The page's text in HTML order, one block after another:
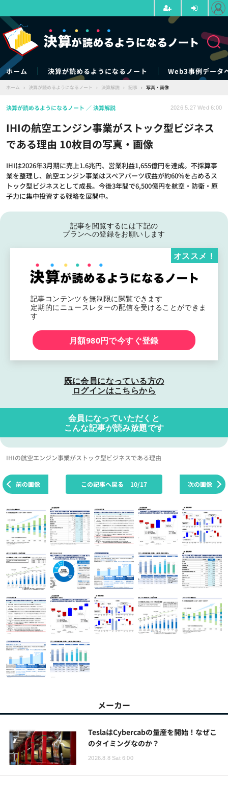
ホーム 決算が読めるようになるノート Web3事例データ
ホーム › 決算が読めるようになるノート › 決算解説 › 記事 › 写真・画像
IHIの航空エンジン事業がストック型ビジネス
である理由 10枚目の写真・画像
IHIは2026年3月期に売上1.6兆円、営業利益1,655億円を達成。不採算事
業を整理し、航空エンジン事業はスペアパーツ収益が約60%を占めるス
トック型ビジネスとして成長。今後3年間で6,500億円を航空・防衛・原
子力に集中投資する戦略を展開中。
決算が読めるようになるノート 決算解説 2026.5.27 Wed 6:00
記事を閲覧するには下記の
プランへの登録をお願いします
記事コンテンツを無制限に閲覧できます
定期的にニュースレターの配信を受けることができま
す
オススメ！
月額980円で今すぐ登録
既に会員になっている方の
ログインはこちらから
会員になっていただくと
こんな記事が読み放題です
IHIの航空エンジン事業がストック型ビジネスである理由
前の画像 次の画像
この記事へ戻る 10/17
メーカー
TeslaはCybercabの量産を開始！なぜこ
のタイミングなのか？
2026.8.8 Sat 6:00